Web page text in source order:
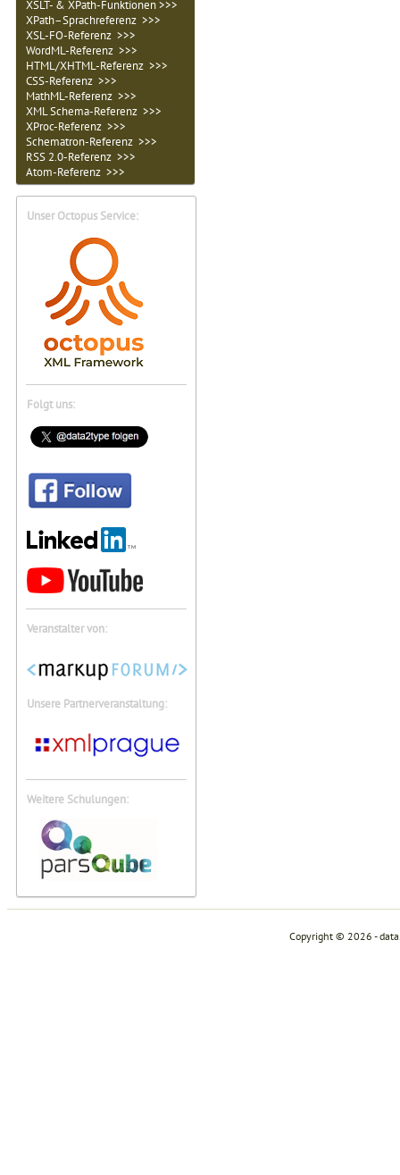
XSLT- & XPath-Funktionen >>>
XPath–Sprachreferenz >>>
XSL-FO-Referenz >>>
WordML-Referenz >>>
HTML/XHTML-Referenz >>>
CSS-Referenz >>>
MathML-Referenz >>>
XML Schema-Referenz >>>
XProc-Referenz >>>
Schematron-Referenz >>>
RSS 2.0-Referenz >>>
Atom-Referenz >>>
Unser Octopus Service:
Folgt uns:
Veranstalter von:
Unsere Partnerveranstaltung:
Weitere Schulungen:
Copyright © 2026 -